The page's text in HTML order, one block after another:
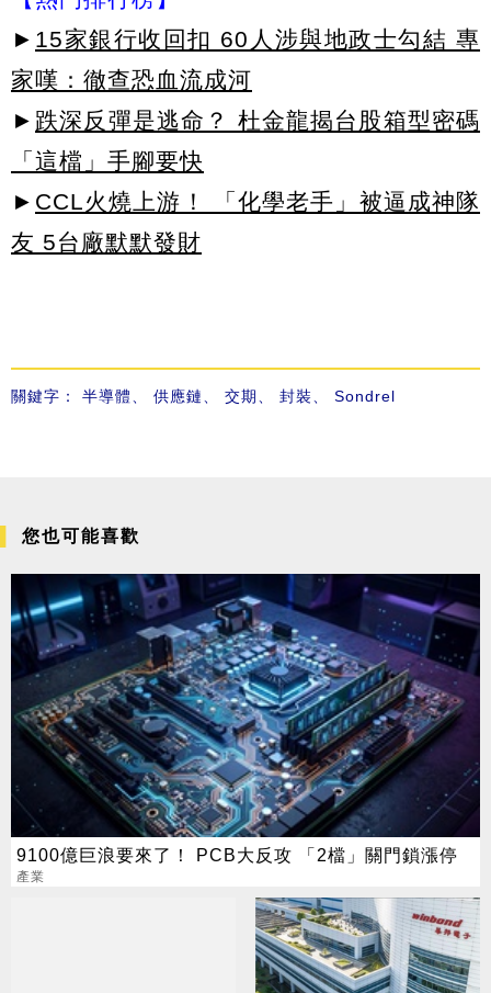
► 15家銀行收回扣 60人涉與地政士勾結 專
家嘆：徹查恐血流成河
► 跌深反彈是逃命？ 杜金龍揭台股箱型密碼
「這檔」手腳要快
► CCL火燒上游！ 「化學老手」被逼成神隊
友 5台廠默默發財
關鍵字： 半導體、 供應鏈、 交期、 封裝、 Sondrel
您也可能喜歡
9100億巨浪要來了！ PCB大反攻 「2檔」關門鎖漲停
產業